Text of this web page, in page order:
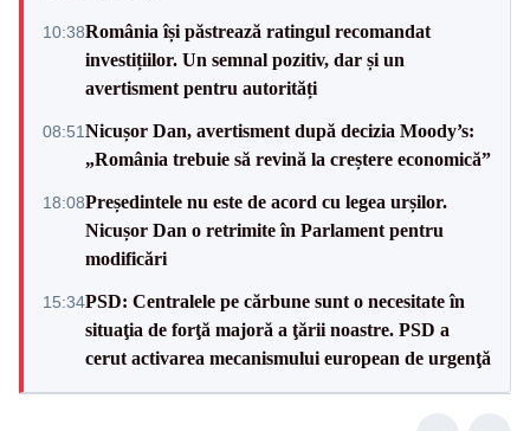
10:38România își păstrează ratingul recomandat
investițiilor. Un semnal pozitiv, dar și un
avertisment pentru autorități
08:51Nicușor Dan, avertisment după decizia Moody’s:
„România trebuie să revină la creștere economică”
18:08Președintele nu este de acord cu legea urșilor.
Nicușor Dan o retrimite în Parlament pentru
modificări
15:34PSD: Centralele pe cărbune sunt o necesitate în
situaţia de forţă majoră a ţării noastre. PSD a
cerut activarea mecanismului european de urgenţă